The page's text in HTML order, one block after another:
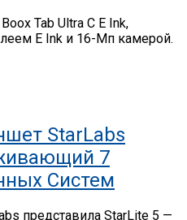
Tab Ultra C E Ink,
E Ink и 16-Мп камерой.
StarLabs
7
Систем
представила StarLite 5 —